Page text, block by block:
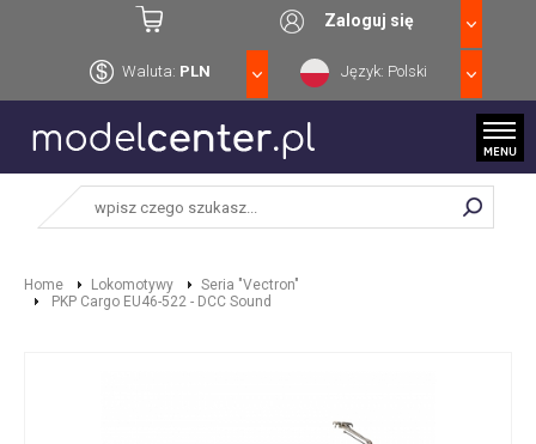
Zaloguj się
Waluta: PLN Język: Polski
Home Lokomotywy
Seria "Vectron"
PKP Cargo EU46-522 - DCC Sound